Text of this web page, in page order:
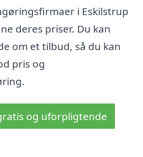
i Eskilstrup
deres priser. Du kan
om et tilbud, så du kan
pris og
og uforpligtende